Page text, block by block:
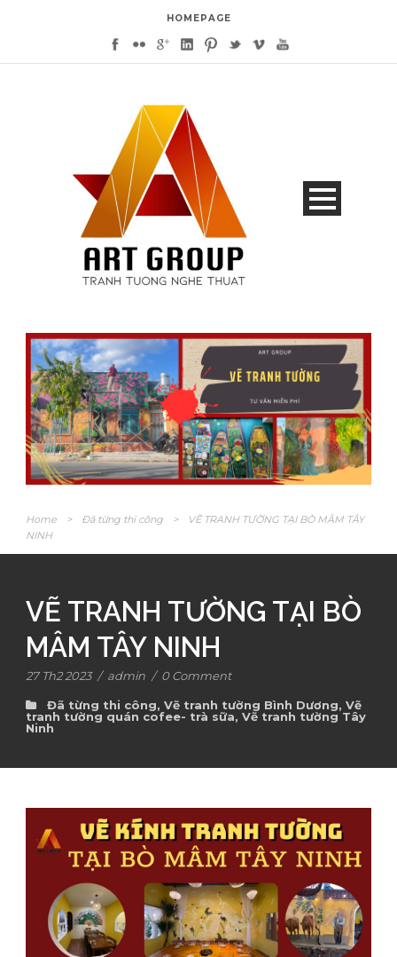
HOMEPAGE
Home > Đã từng thi công >
VẼ TRANH TƯỜNG TẠI BÒ MÂM TÂY
NINH
VẼ TRANH TƯỜNG TẠI BÒ
MÂM TÂY NINH
27 Th2 2023 / admin / 0 Comment
Đã từng thi công, Vẽ tranh tường Bình Dương, Vẽ
tranh tường quán cofee- trà sữa, Vẽ tranh tường Tây
Ninh